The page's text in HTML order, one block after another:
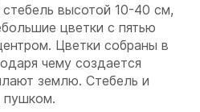
высотой 10-40 см,
цветки с пятью
Цветки собраны в
чему создается
землю. Стебель и
пушком.